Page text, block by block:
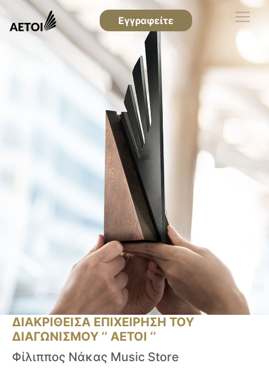
Εγγραφείτε
ΔΙΑΚΡΙΘΕΙΣΑ ΕΠΙΧΕΙΡΗΣΗ ΤΟΥ
ΔΙΑΓΩΝΙΣΜΟΥ ‘’ ΑΕΤΟΙ ‘’
Φίλιππος Νάκας Music Store